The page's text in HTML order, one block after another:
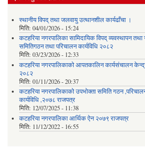
स्थानीय विपद् तथा जलवायु उत्थानशील कार्यढाँचा ।
मिति: 04/01/2026 - 15:24
कटहरिया नगरपालिका सामिदायिक विपद् व्यवस्थापन
समितिगठन तथा परिचालन कार्यविधि २०८२
मिति: 03/23/2026 - 12:33
कटहरिया नगरपालिकाको आपतकालिन कार्यसंचालन
२०८२
मिति: 01/11/2026 - 20:37
कटहरिया नगरपालिकाको उपभोक्ता समिति गठन
कार्यविधि ,२०७८ राजपत्र
मिति: 12/07/2025 - 11:38
कटहरिया नगरपालिका आर्थिक ऐन २०७९ राजपत्र
मिति: 11/12/2022 - 16:55